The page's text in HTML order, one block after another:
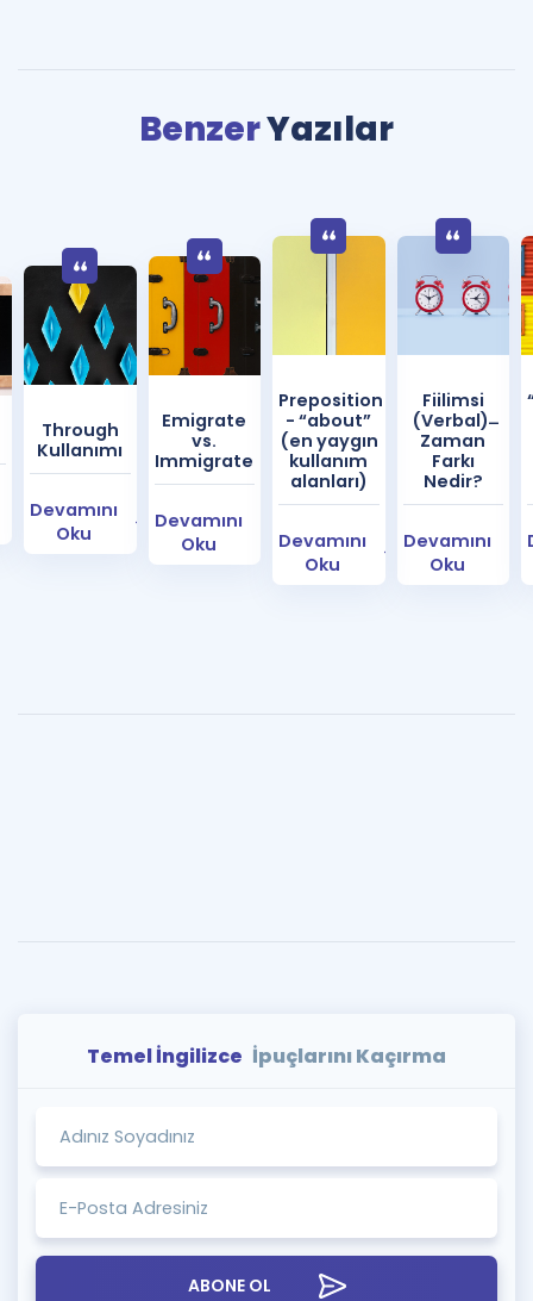
BenzerYazılar
Through
Kullanımı
Devamını
Oku
Emigrate
vs.
Immigrate
Devamını
Oku
Preposition
- “about”
(en yaygın
kullanım
alanları)
Devamını
Oku
Fiilimsi
(Verbal) ̶
Zaman
Farkı
Nedir?
Devamını
Oku
Temel İngilizce İpuçlarını Kaçırma
ABONE OL